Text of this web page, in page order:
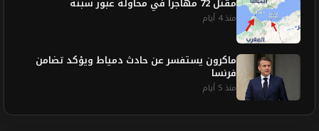
منذ 4 أيام
ماكرون يستفسر عن حادث دمياط ويؤكد تضامن
فرنسا
منذ 5 أيام